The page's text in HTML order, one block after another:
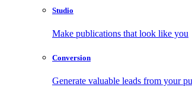
Studio
Make publications that look like you
Conversion
Generate valuable leads from your